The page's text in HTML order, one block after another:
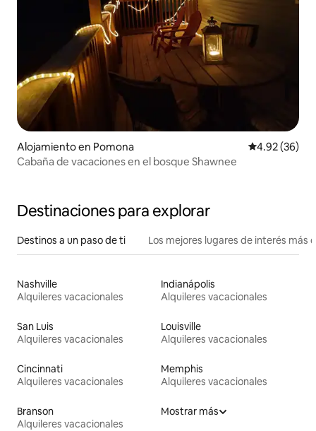
Alojamiento en Pomona Calificación
4.92 (36)
Cabaña de vacaciones en el bosque Shawnee
Destinaciones para explorar
Destinos a un paso de ti Los mejores lugares de interés más
Nashville
Alquileres vacacionales
Indianápolis
Alquileres vacacionales
San Luis
Alquileres vacacionales
Louisville
Alquileres vacacionales
Cincinnati
Alquileres vacacionales
Memphis
Alquileres vacacionales
Branson
Alquileres vacacionales
Mostrar más